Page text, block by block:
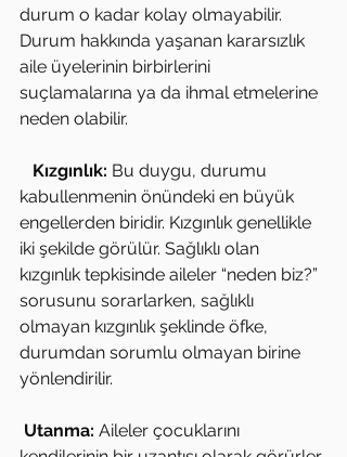
durum o kadar kolay olmayabilir.
Durum hakkında yaşanan kararsızlık
aile üyelerinin birbirlerini
suçlamalarına ya da ihmal etmelerine
neden olabilir.
  Kızgınlık:
Bu duygu, durumu
kabullenmenin önündeki en büyük
engellerden biridir. Kızgınlık genellikle
iki şekilde görülür. Sağlıklı olan
kızgınlık tepkisinde aileler “neden biz?”
sorusunu sorarlarken, sağlıklı
olmayan kızgınlık şeklinde öfke,
durumdan sorumlu olmayan birine
yönlendirilir.
Utanma: Aileler çocuklarını